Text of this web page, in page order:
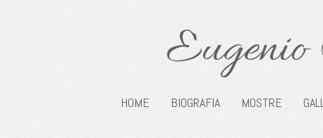
HOME BIOGRAFIA MOSTRE